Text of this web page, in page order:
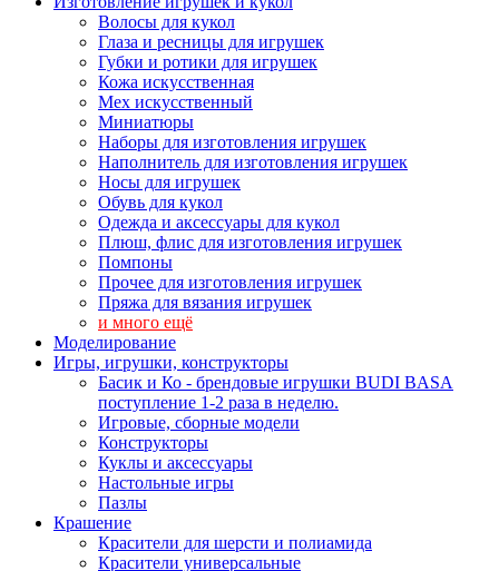
Волосы для кукол
Глаза и ресницы для игрушек
Губки и ротики для игрушек
Кожа искусственная
Мех искусственный
Миниатюры
Наборы для изготовления игрушек
Наполнитель для изготовления игрушек
Носы для игрушек
Обувь для кукол
Одежда и аксессуары для кукол
Плюш, флис для изготовления игрушек
Помпоны
Прочее для изготовления игрушек
Пряжа для вязания игрушек
и много ещё
Моделирование
Игры, игрушки, конструкторы
Басик и Ко - брендовые игрушки BUDI BASA
поступление 1-2 раза в неделю.
Игровые, сборные модели
Конструкторы
Куклы и аксессуары
Настольные игры
Пазлы
Крашение
Красители для шерсти и полиамида
Красители универсальные